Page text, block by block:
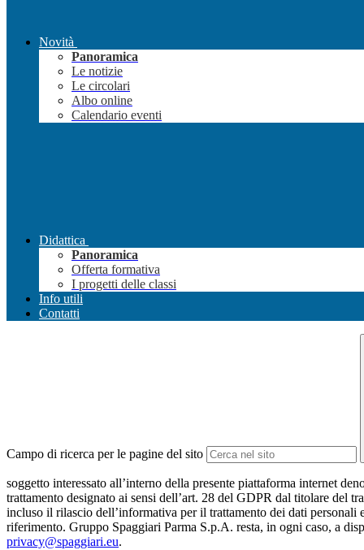
Novità
Panoramica
Le notizie
Le circolari
Albo online
Calendario eventi
Didattica
Panoramica
Offerta formativa
I progetti delle classi
Info utili
Contatti
Campo di ricerca per le pagine del sito
soggetto interessato all’interno della presente piattaforma internet
trattamento designato ai sensi dell’art. 28 del GDPR dal titolare del
incluso il rilascio dell’informativa per il trattamento dei dati
riferimento. Gruppo Spaggiari Parma S.p.A. resta, in ogni caso, a
privacy@spaggiari.eu.